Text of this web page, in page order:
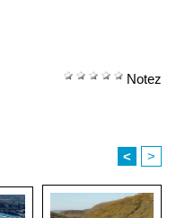
Notez
< >